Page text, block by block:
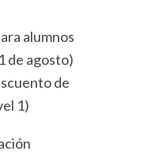
alumnos
de agosto)
de
1)